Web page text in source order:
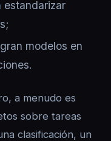
estandarizar
modelos en
a menudo es
sobre tareas
clasificación, un